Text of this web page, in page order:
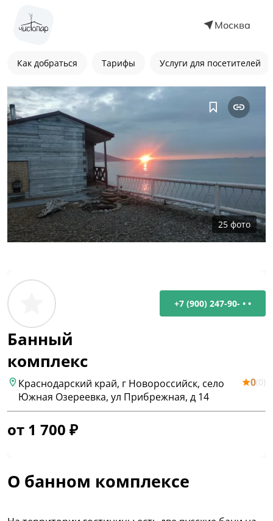
Москва
Как добраться Тарифы Услуги для посетителей
25 фото
+7 (900) 247-90- • •
Банный
комплекс
Краснодарский край, г Новороссийск, село
Южная Озереевка, ул Прибрежная, д 14
0(0)
от 1 700 ₽
О банном комплексе